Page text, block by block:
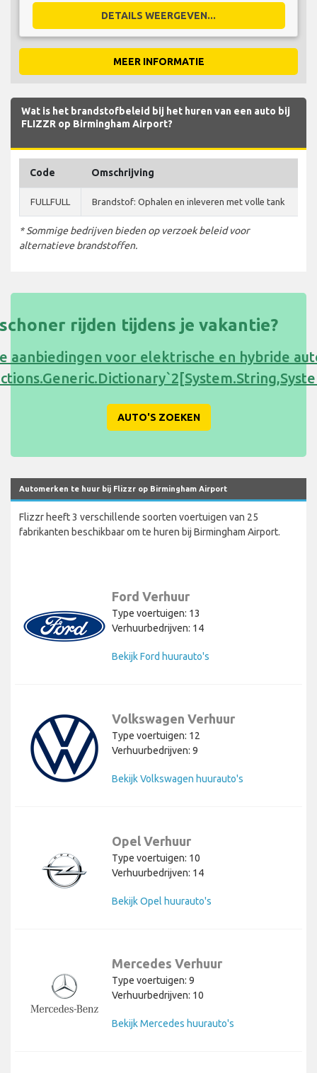
DETAILS WEERGEVEN...
MEER INFORMATIE
Wat is het brandstofbeleid bij het huren van een auto bij
FLIZZR op Birmingham Airport?
Code Omschrijving
FULLFULL Brandstof: Ophalen en inleveren met volle tank
* Sommige bedrijven bieden op verzoek beleid voor
alternatieve brandstoffen.
rijden tijdens je vakantie?
aanbiedingen voor elektrische en hybride
AUTO'S ZOEKEN
Automerken te huur bij Flizzr op Birmingham Airport
Flizzr heeft 3 verschillende soorten voertuigen van 25
fabrikanten beschikbaar om te huren bij Birmingham Airport.
Ford Verhuur
Type voertuigen: 13
Verhuurbedrijven: 14
Bekijk Ford huurauto's
Volkswagen Verhuur
Type voertuigen: 12
Verhuurbedrijven: 9
Bekijk Volkswagen huurauto's
Opel Verhuur
Type voertuigen: 10
Verhuurbedrijven: 14
Bekijk Opel huurauto's
Mercedes Verhuur
Type voertuigen: 9
Verhuurbedrijven: 10
Bekijk Mercedes huurauto's